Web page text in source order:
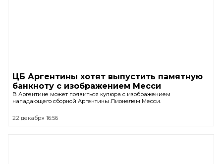
ЦБ Аргентины хотят выпустить памятную
банкноту с изображением Месси
В Аргентине может появиться купюра с изображением
нападающего сборной Аргентины Лионелем Месси.
22 декабря 16:56